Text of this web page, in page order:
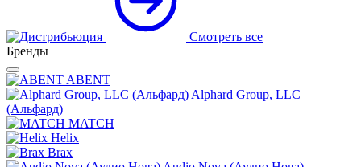
Смотреть все
Бренды
ABENT
Alphard Group, LLC
(Альфард)
MATCH
Helix
Brax